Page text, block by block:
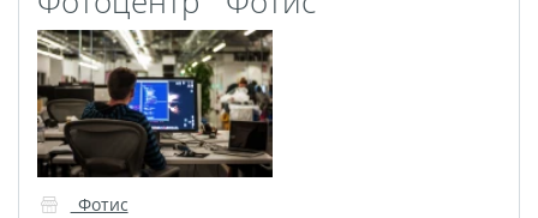
Пластификация
Фотопостер
Печать на
самоклеящемся виниле
Фото на стекле и
акриле_Фотис